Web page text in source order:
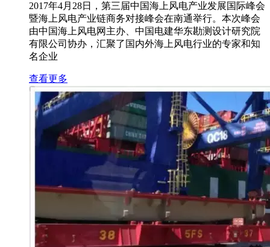
2017年4月28日，第三届中国海上风电产业发展国际峰会
暨海上风电产业链商务对接峰会在南通举行。本次峰会
由中国海上风电网主办、中国电建华东勘测设计研究院
有限公司协办，汇聚了国内外海上风电行业的专家和知
名企业
查看更多